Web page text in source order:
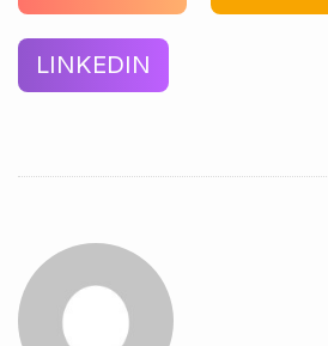
LINKEDIN